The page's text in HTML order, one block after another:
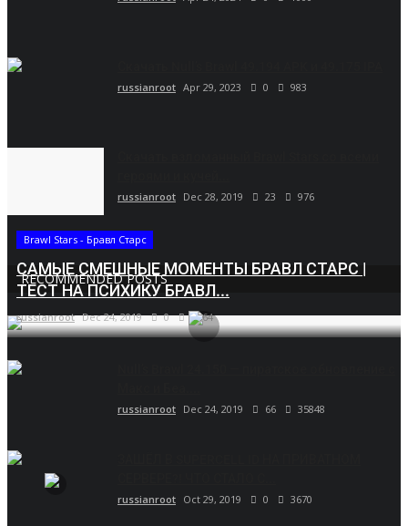
russianroot Apr 29, 2023 0 983
russianroot Dec 28, 2019 23 976
RECOMMENDED POSTS
Brawl Stars - Бравл Старс
САМЫЕ СМЕШНЫЕ МОМЕНТЫ БРАВЛ СТАРС |
ТЕСТ НА ПСИХИКУ БРАВЛ...
russianroot Dec 24, 2019 0 5664
russianroot Dec 24, 2019 66 35848
russianroot Oct 29, 2019 0 3670